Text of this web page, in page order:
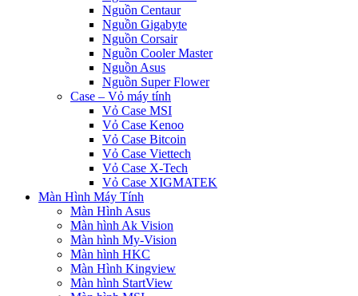
Nguồn Centaur
Nguồn Gigabyte
Nguồn Corsair
Nguồn Cooler Master
Nguồn Asus
Nguồn Super Flower
Case – Vỏ máy tính
Vỏ Case MSI
Vỏ Case Kenoo
Vỏ Case Bitcoin
Vỏ Case Viettech
Vỏ Case X-Tech
Vỏ Case XIGMATEK
Màn Hình Máy Tính
Màn Hình Asus
Màn hình Ak Vision
Màn hình My-Vision
Màn hình HKC
Màn Hình Kingview
Màn hình StartView